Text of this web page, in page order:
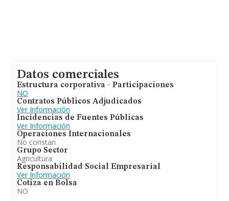
Datos comerciales
Estructura corporativa - Participaciones
NO
Contratos Públicos Adjudicados
Ver Información
Incidencias de Fuentes Públicas
Ver Información
Operaciones Internacionales
No constan
Grupo Sector
Agricultura
Responsabilidad Social Empresarial
Ver Información
Cotiza en Bolsa
NO